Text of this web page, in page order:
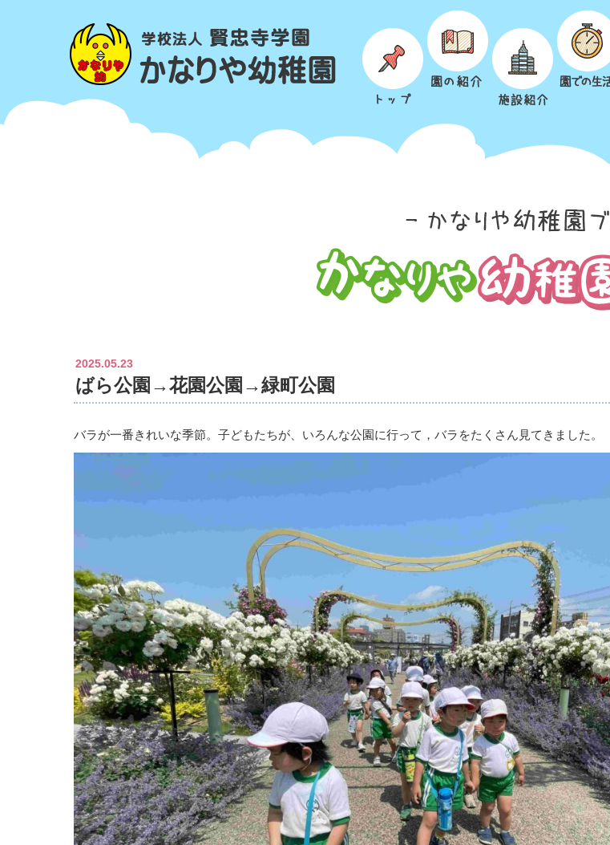
2025.05.23
ばら公園→花園公園→緑町公園
バラが一番きれいな季節。子どもたちが、いろんな公園に行って，バラをたくさん見てきました。